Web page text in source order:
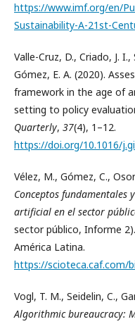
https://www.imf.org/en/
Sustainability-A-21st-
Valle-Cruz, D., Criado, J.
Gómez, E. A. (2020).
framework in the age of
setting to policy
Quarterly, 37(4), 1–12.
https://doi.org/10.1016/
Vélez, M., Gómez, C.,
Conceptos fundamentales
artificial en el sector
sector público, Informe
América Latina.
https://scioteca.caf.com/
Vogl, T. M., Seidelin, C.,
Algorithmic bureaucracy: